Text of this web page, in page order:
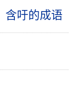
含吁的成语